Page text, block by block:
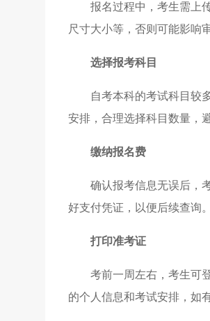
报名过程中，考生需上
尺寸大小等，否则可能影响
选择报考科目
自考本科的考试科目较
安排，合理选择科目数量，
缴纳报名费
确认报考信息无误后，
好支付凭证，以便后续查询。
打印准考证
考前一周左右，考生可
的个人信息和考试安排，如